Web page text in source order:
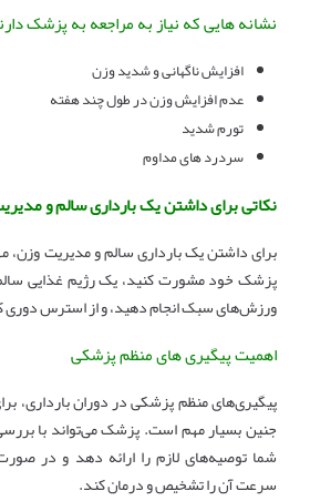
نشانه هایی که نیاز به مراجعه به پزشک
افزایش ناگهانی و شدید وزن
عدم افزایش وزن در طول چند هفته
تورم شدید
سردرد های مداوم
نکاتی برای داشتن یک بارداری سالم و
برای داشتن یک بارداری سالم و مدیریت وزن،
پزشک خود مشورت کنید، یک رژیم غذایی سالم
ورزش‌های سبک انجام دهید، و از استرس دوری
اهمیت پیگیری های منظم پزشکی
پیگیری‌های منظم پزشکی در دوران بارداری،
جنین بسیار مهم است. پزشک می‌تواند با
شما توصیه‌های لازم را ارائه دهد و در
سرعت آن را تشخیص و درمان کند.